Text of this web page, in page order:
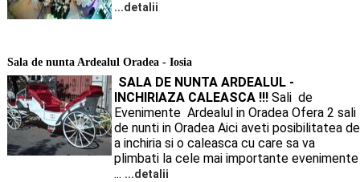
...detalii
Sala de nunta Ardealul Oradea - Iosia
SALA DE NUNTA ARDEALUL -
INCHIRIAZA CALEASCA !!! Sali de
Evenimente Ardealul in Oradea Ofera 2 sali
de nunti in Oradea Aici aveti posibilitatea de
a inchiria si o caleasca cu care sa va
plimbati la cele mai importante evenimente
... ...detalii